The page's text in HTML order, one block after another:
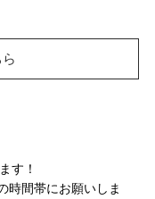
す！
時間帯にお願いしま